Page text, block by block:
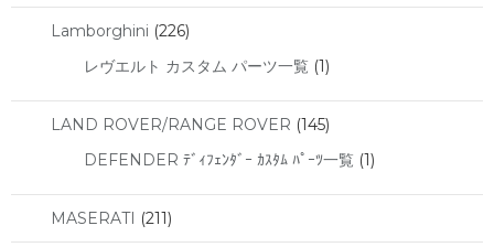
Lamborghini (226)
レヴエルト カスタム パーツ一覧 (1)
LAND ROVER/RANGE ROVER (145)
DEFENDER ﾃﾞｨﾌｪﾝﾀﾞｰ ｶｽﾀﾑ ﾊﾟｰﾂ一覧 (1)
MASERATI (211)